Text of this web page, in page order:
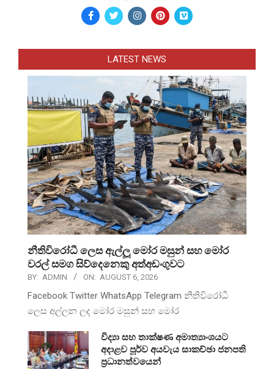
LATEST NEWS
නීතිවිරෝධී ලෙස ඇල්ලූ මෝර මසුන් සහ මෝර
වරල් සමග සිව්දෙනෙකු අත්අඩංගුවට
BY: ADMIN ON: AUGUST 6, 2026
Facebook Twitter WhatsApp Telegram නීතිවිරෝධී
ලෙස අල්ලන ලද මෝර මසුන් සහ මෝර
විද්‍යා සහ තාක්ෂණ අමාත්‍යාංශයට
අදාළව පූර්ව අයවැය සාකච්ඡා ජනපති
ප්‍රධානත්වයෙන්